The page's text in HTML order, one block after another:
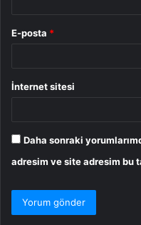
E-posta *
İnternet sitesi
Daha sonraki
adresim ve site adresim bu